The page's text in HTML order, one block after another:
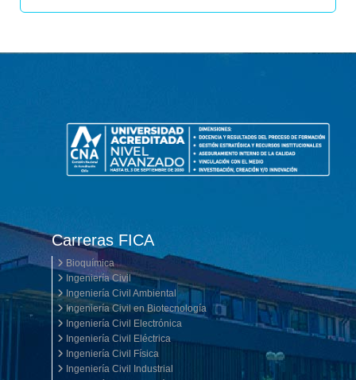
Carreras FICA
Bioquímica
Ingeniería Civil
Ingeniería Civil Ambiental
Ingeniería Civil en Biotecnología
Ingeniería Civil Electrónica
Ingeniería Civil Eléctrica
Ingeniería Civil Física
Ingeniería Civil Industrial